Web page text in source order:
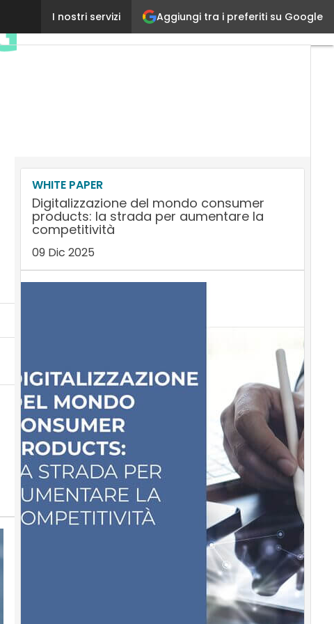
Aggiungi tra i preferiti su Google
I nostri servizi
Le supply chain nell’era post-global: più locali e
WHITE PAPER
Digitalizzazione del mondo consumer
products: la strada per aumentare la
competitività
09 Dic 2025